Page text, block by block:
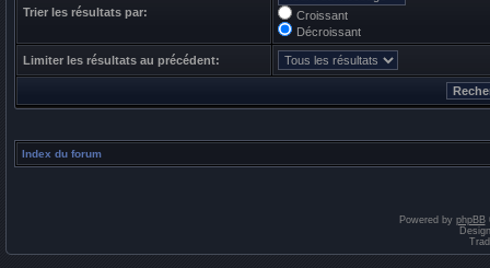
Trier les résultats par:
Croissant
Décroissant
Limiter les résultats au précédent:
Index du forum
Powered by phpBB